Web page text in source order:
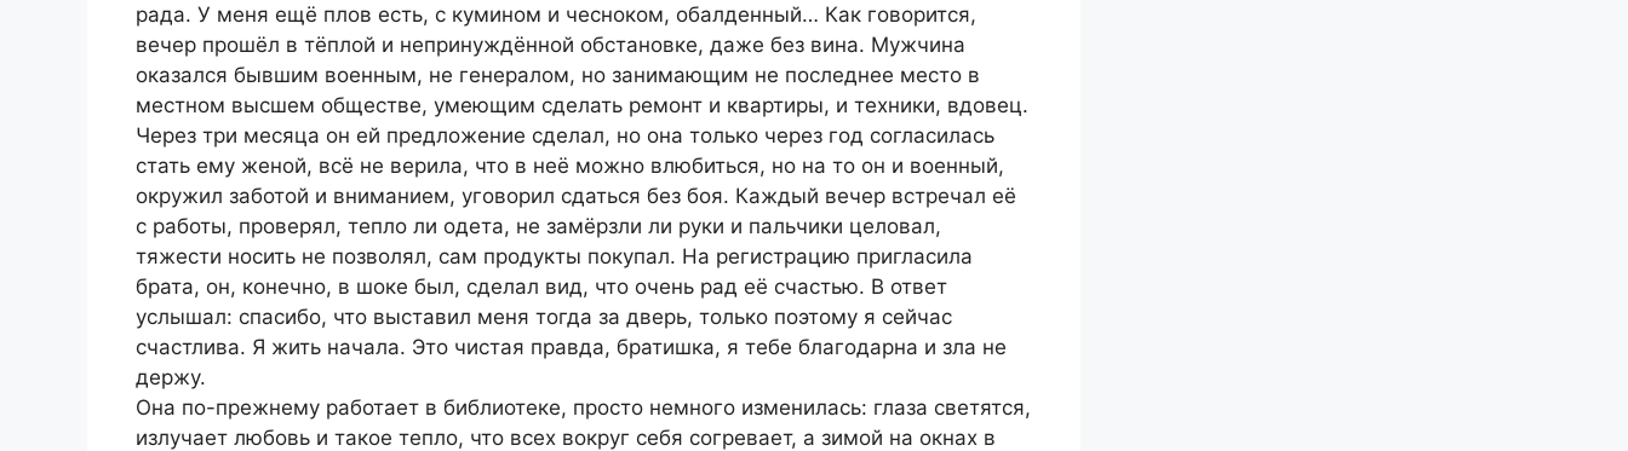
рада. У меня ещё плов есть, с кумином и чесноком, обалденный… Как говорится,
вечер прошёл в тёплой и непринуждённой обстановке, даже без вина. Мужчина
оказался бывшим военным, не генералом, но занимающим не последнее место в
местном высшем обществе, умеющим сделать ремонт и квартиры, и техники, вдовец.
Через три месяца он ей предложение сделал, но она только через год согласилась
стать ему женой, всё не верила, что в неё можно влюбиться, но на то он и военный,
окружил заботой и вниманием, уговорил сдаться без боя. Каждый вечер встречал её
с работы, проверял, тепло ли одета, не замёрзли ли руки и пальчики целовал,
тяжести носить не позволял, сам продукты покупал. На регистрацию пригласила
брата, он, конечно, в шоке был, сделал вид, что очень рад её счастью. В ответ
услышал: спасибо, что выставил меня тогда за дверь, только поэтому я сейчас
счастлива. Я жить начала. Это чистая правда, братишка, я тебе благодарна и зла не
держу.
Она по-прежнему работает в библиотеке, просто немного изменилась: глаза светятся,
излучает любовь и такое тепло, что всех вокруг себя согревает, а зимой на окнах в